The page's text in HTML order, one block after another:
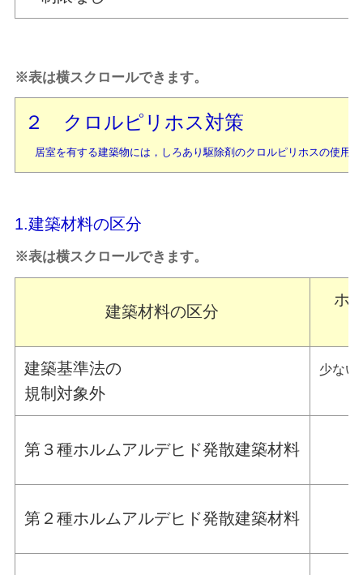
※表は横スクロールできます。
２ クロルピリホス対策
居室を有する建築物には，しろあり駆除剤のクロルピリホスの使用
1.建築材料の区分
※表は横スクロールできます。
建築材料の区分
ホ
建築基準法の
規制対象外
少な
第３種ホルムアルデヒド発散建築材料
第２種ホルムアルデヒド発散建築材料